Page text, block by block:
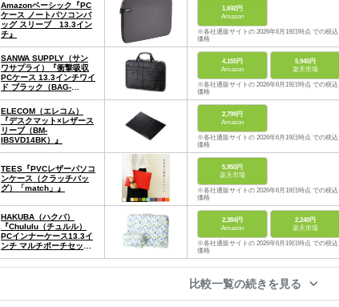
Amazonベーシック『PC
ケース ノートパソコンバ
ッグ スリーブ 13.3イン
チ』
1,692円
Amazon
※各社通販サイトの 2026年6月19日時点 での税込
価格
SANWA SUPPLY（サン
ワサプライ）『衝撃吸収
PCケース 13.3インチワイ
ド ブラック（BAG-
4,155円
Amazon
5,940円
楽天市場
※各社通販サイトの 2026年6月19日時点 での税込
価格
ELECOM（エレコム）
『デスクマット×レザース
リーブ（BM-
IBSVD14BK）』
2,799円
Amazon
※各社通販サイトの 2026年6月19日時点 での税込
価格
TEES『PVCレザーパソコ
ンケース（クラッチバッ
グ）「match」』
5,950円
楽天市場
※各社通販サイトの 2026年6月19日時点 での税込
価格
HAKUBA（ハクバ）
『Chululu（チュルル）
PCインナーケース13.3イ
ンチ マルチポーチセッ
2,384円
Amazon
2,240円
楽天市場
※各社通販サイトの 2026年6月19日時点 での税込
価格
比較一覧の続きを見る